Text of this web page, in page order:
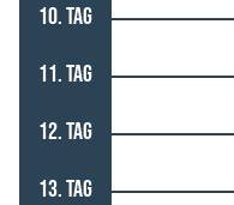
10. TAG
11. TAG
12. TAG
13. TAG